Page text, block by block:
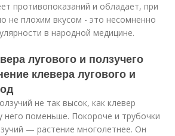
противопоказаний и обладает, при
не плохим вкусом - это несомненно
в народной медицине.
лугового и ползучего
клевера лугового и
не так высок, как клевер
него поменьше. Покороче и трубочки
— растение многолетнее. Он